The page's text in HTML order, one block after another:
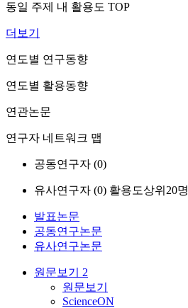
동일 주제 내 활용도 TOP
더보기
연도별 연구동향
연도별 활용동향
연관논문
연구자 네트워크 맵
공동연구자 (0)
유사연구자 (0) 활용도상위20명
발표논문
공동연구논문
유사연구논문
원문보기 2
원문보기
ScienceON